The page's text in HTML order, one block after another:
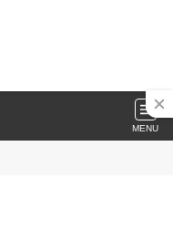
MENU